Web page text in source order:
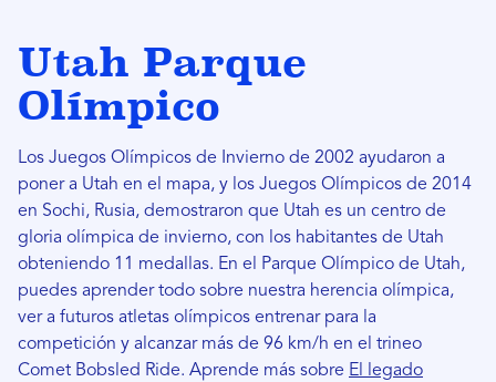
Utah Parque
Olímpico
Los Juegos Olímpicos de Invierno de 2002 ayudaron a
poner a Utah en el mapa, y los Juegos Olímpicos de 2014
en Sochi, Rusia, demostraron que Utah es un centro de
gloria olímpica de invierno, con los habitantes de Utah
obteniendo 11 medallas. En el Parque Olímpico de Utah,
puedes aprender todo sobre nuestra herencia olímpica,
ver a futuros atletas olímpicos entrenar para la
competición y alcanzar más de 96 km/h en el trineo
Comet Bobsled Ride. Aprende más sobre El legado